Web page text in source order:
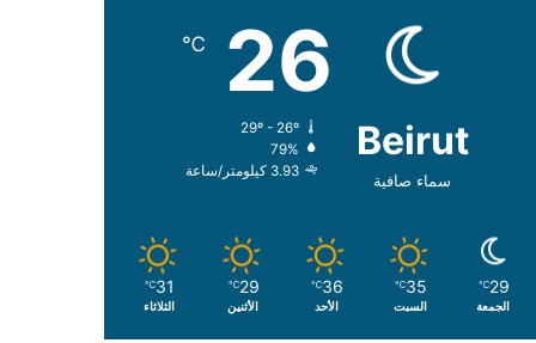
Beirut
سماء صافية
26
℃
29º - 26º
79%
3.93 كيلومتر/ساعة
29
℃
الجمعة
35
℃
السبت
36
℃
الأحد
29
℃
الأثنين
31
℃
الثلاثاء